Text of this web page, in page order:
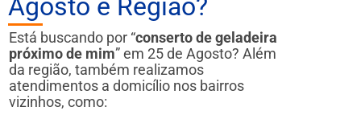
Está buscando por “conserto de geladeira
próximo de mim” em 25 de Agosto? Além
da região, também realizamos
atendimentos a domicílio nos bairros
vizinhos, como: